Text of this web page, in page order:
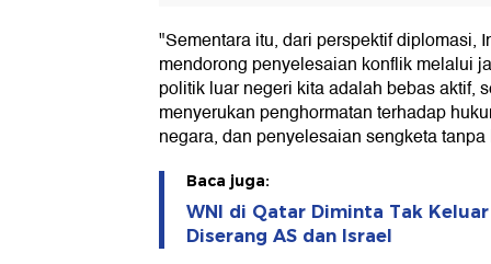
"Sementara itu, dari perspektif diplomasi,
mendorong penyelesaian konflik melalui
politik luar negeri kita adalah bebas aktif,
menyerukan penghormatan terhadap
negara, dan penyelesaian sengketa
Baca juga:
WNI di Qatar Diminta Tak
Diserang AS dan Israel